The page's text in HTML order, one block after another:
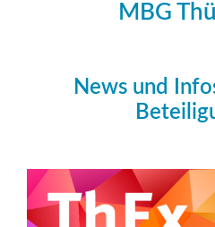
MBG
News und